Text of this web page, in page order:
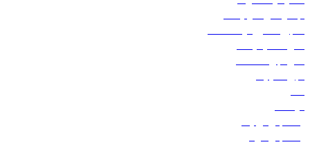
الإعلان على متن رحلاتنا
تسجيل الدخول لوكلاء السفر
أدنى أسعار الرحلات
فلاي دبي للعطلات
تأجير السيارات
فنادق
الوظائف
رحلات إلى تبيليسي
رحلات إلى الرياض